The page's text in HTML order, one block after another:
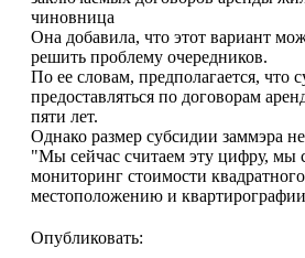
чиновница
Она добавила, что этот вариант
решить проблему очередников.
По ее словам, предполагается, что
предоставляться по договорам
пяти лет.
Однако размер субсидии заммэра
"Мы сейчас считаем эту цифру, мы
мониторинг стоимости
местоположению и
Опубликовать: